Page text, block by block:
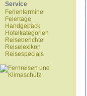
Service
Ferientermine
Feiertage
Handgepäck
Hotelkategorien
Reiseberichte
Reiselexikon
Reisespecials